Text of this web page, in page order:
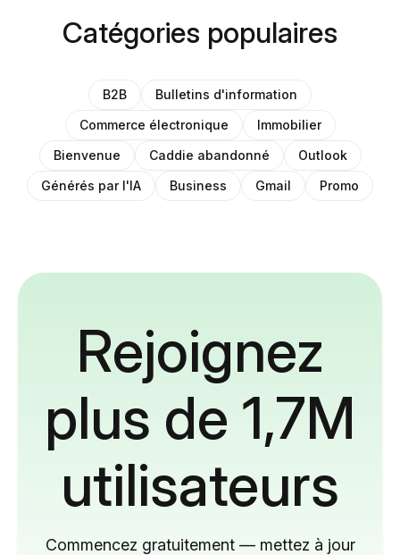
Catégories populaires
B2B
Bulletins d'information
Commerce électronique
Immobilier
Bienvenue
Caddie abandonné
Outlook
Générés par l'IA
Business Gmail Promo
Rejoignez
plus de 1,7M
utilisateurs
Commencez gratuitement — mettez à jour